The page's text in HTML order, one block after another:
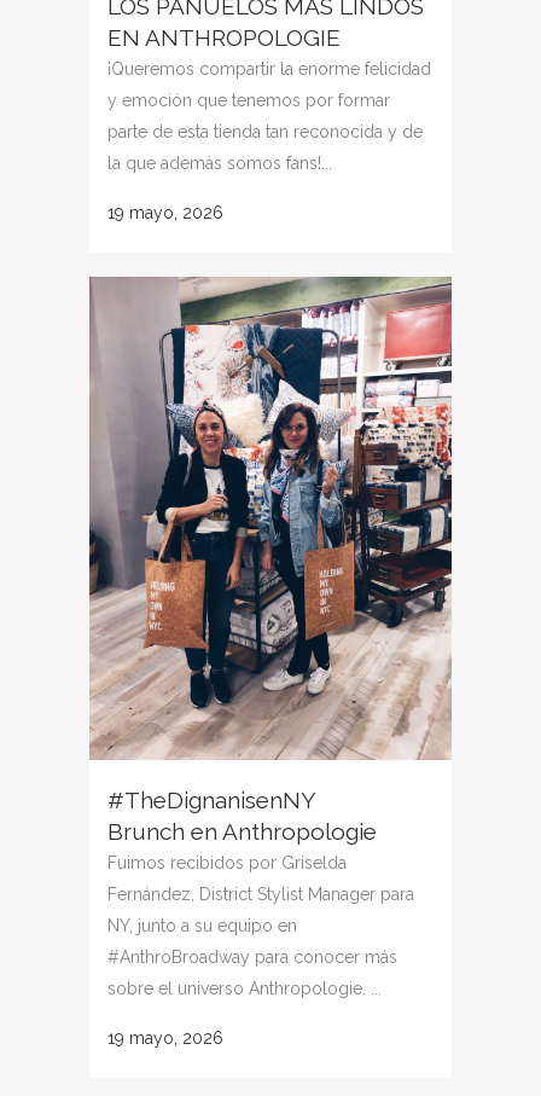
LOS PAÑUELOS MÁS LINDOS
EN ANTHROPOLOGIE
¡Queremos compartir la enorme felicidad
y emoción que tenemos por formar
parte de esta tienda tan reconocida y de
la que además somos fans!...
19 mayo, 2026
#TheDignanisenNY
Brunch en Anthropologie
Fuimos recibidos por Griselda
Fernández, District Stylist Manager para
NY, junto a su equipo en
#AnthroBroadway para conocer más
sobre el universo Anthropologie. ...
19 mayo, 2026